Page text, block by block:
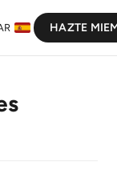
HAZTE